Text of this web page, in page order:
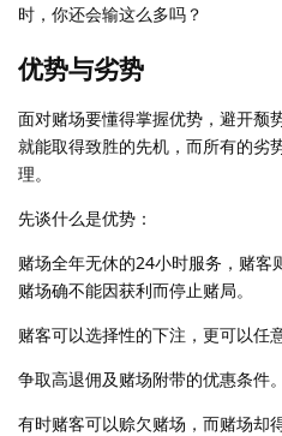
时，你还会输这么多吗？
优势与劣势
面对赌场要懂得掌握优势，避开颓
就能取得致胜的先机，而所有的劣
理。
先谈什么是优势：
赌场全年无休的24小时服务，赌客
赌场确不能因获利而停止赌局。
赌客可以选择性的下注，更可以任
争取高退佣及赌场附带的优惠条件。
有时赌客可以赊欠赌场，而赌场却